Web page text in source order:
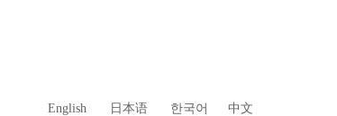
English 日本语 한국어 中文